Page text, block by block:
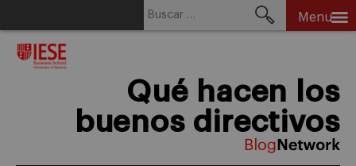
Menu
Qué hacen los
buenos directivos